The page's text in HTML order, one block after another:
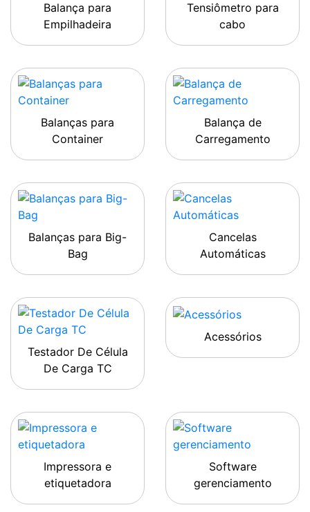
Balança para
Empilhadeira
Tensiômetro para
cabo
Balanças para
Container
Balança de
Carregamento
Balanças para Big-
Bag
Cancelas
Automáticas
Testador De Célula
De Carga TC
Acessórios
Impressora e
etiquetadora
Software
gerenciamento